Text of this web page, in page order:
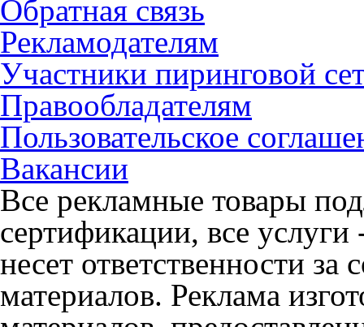
Обратная связь
Рекламодателям
Участники пиринговой
Правообладателям
Пользовательское
Вакансии
Все рекламные товары
сертификации, все
несет ответственности
материалов. Реклама